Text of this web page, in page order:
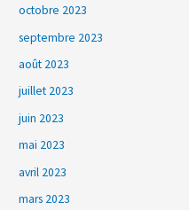
octobre 2023
septembre 2023
août 2023
juillet 2023
juin 2023
mai 2023
avril 2023
mars 2023